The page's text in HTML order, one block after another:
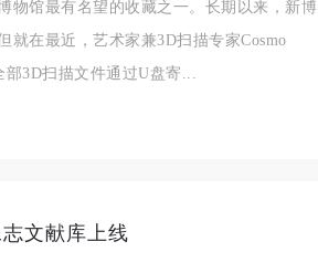
物馆最有名望的收藏之一。长期以来，新博
就在最近，艺术家兼3D扫描专家Cosmo
部3D扫描文件通过U盘寄...
文献库上线
购买人身
术馆将不承
当积极主
责任。参
术馆场地及
因造成美
购买人身
术馆将不承
当积极主
责任。参
术馆场地及
因造成美
购买人身
术馆将不承
当积极主
责任。参
术馆场地及
因造成美